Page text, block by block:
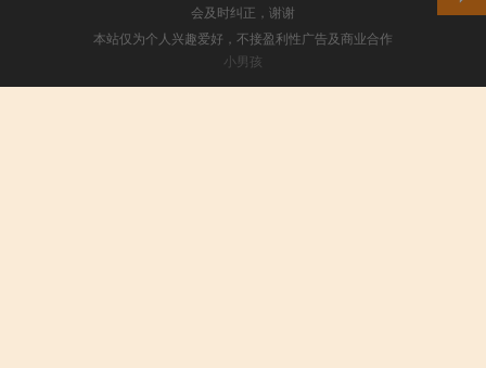
会及时纠正，谢谢
本站仅为个人兴趣爱好，不接盈利性广告及商业合作
小男孩